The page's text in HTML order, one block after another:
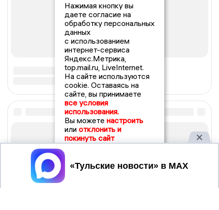
Нажимая кнопку вы
даете согласие на
обработку персональных
данных
с использованием
интернет-сервиса
Яндекс.Метрика,
top.mail.ru, LiveInternet.
На сайте используются
cookie. Оставаясь на
сайте, вы принимаете
все условия
использования.
Вы можете настроить
или отклонить и
покинуть сайт
Принять